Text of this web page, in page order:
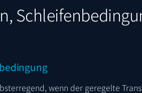
wenn der geregelte